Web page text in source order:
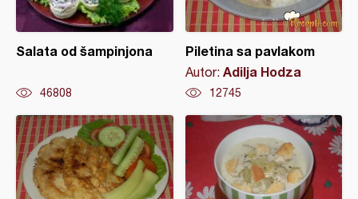
Salata od šampinjona
46808
Piletina sa pavlakom
Autor: Adilja Hodza
12745